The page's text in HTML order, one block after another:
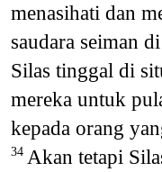
menasihati dan
saudara seiman
Silas tinggal di
mereka untuk
kepada orang
34 Akan tetapi